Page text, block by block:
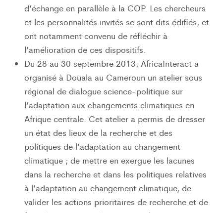
d’échange en parallèle à la COP. Les chercheurs
et les personnalités invités se sont dits édifiés, et
ont notamment convenu de réfléchir à
l’amélioration de ces dispositifs.
Du 28 au 30 septembre 2013, AfricaInteract a
organisé à Douala au Cameroun un atelier sous
régional de dialogue science-politique sur
l’adaptation aux changements climatiques en
Afrique centrale. Cet atelier a permis de dresser
un état des lieux de la recherche et des
politiques de l’adaptation au changement
climatique ; de mettre en exergue les lacunes
dans la recherche et dans les politiques relatives
à l’adaptation au changement climatique, de
valider les actions prioritaires de recherche et de